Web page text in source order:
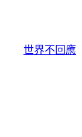
世界不回應